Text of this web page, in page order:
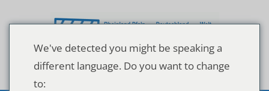
Inhalt
We've detected you might be speaking a
different language. Do you want to change
to: